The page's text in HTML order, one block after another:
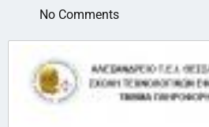
No Comments